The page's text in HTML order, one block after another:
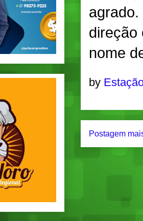
direção
nome
by
Postagem